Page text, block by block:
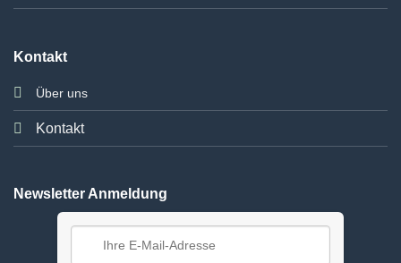
Kontakt
Über uns
Kontakt
Newsletter Anmeldung